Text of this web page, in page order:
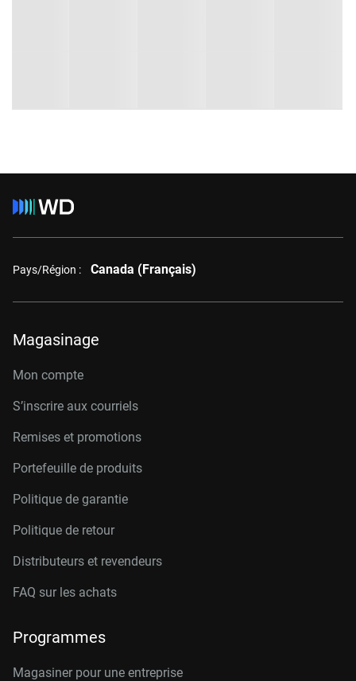
Pays/Région : Canada (Français)
Magasinage
Mon compte
S’inscrire aux courriels
Remises et promotions
Portefeuille de produits
Politique de garantie
Politique de retour
Distributeurs et revendeurs
FAQ sur les achats
Programmes
Magasiner pour une entreprise